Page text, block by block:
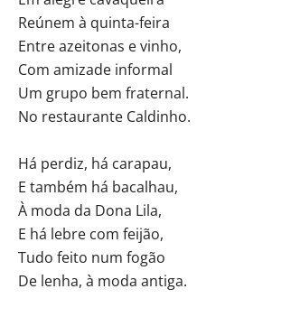
Reúnem à quinta-feira
Entre azeitonas e vinho,
Com amizade informal
Um grupo bem fraternal.
No restaurante Caldinho.
Há perdiz, há carapau,
E também há bacalhau,
À moda da Dona Lila,
E há lebre com feijão,
Tudo feito num fogão
De lenha, à moda antiga.